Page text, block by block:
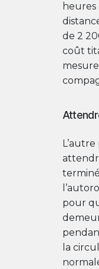
de 2
coût
pour
la